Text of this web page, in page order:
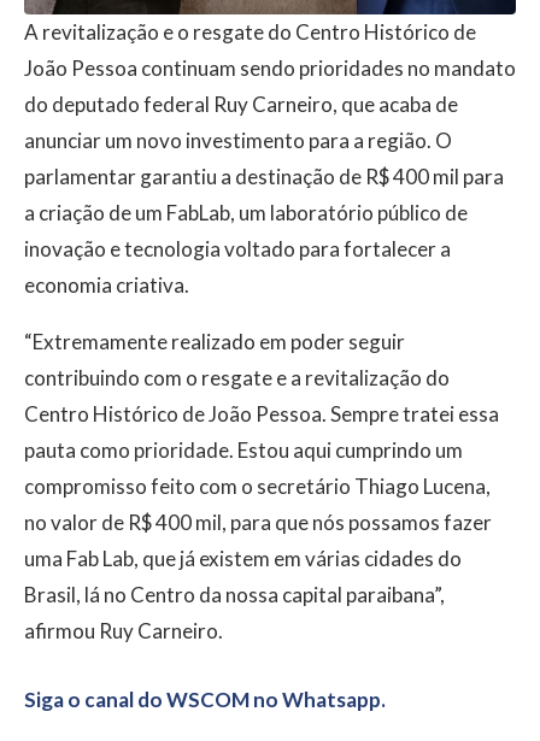
A revitalização e o resgate do Centro Histórico de
João Pessoa continuam sendo prioridades no mandato
do deputado federal Ruy Carneiro, que acaba de
anunciar um novo investimento para a região. O
parlamentar garantiu a destinação de R$ 400 mil para
a criação de um FabLab, um laboratório público de
inovação e tecnologia voltado para fortalecer a
economia criativa.
“Extremamente realizado em poder seguir
contribuindo com o resgate e a revitalização do
Centro Histórico de João Pessoa. Sempre tratei essa
pauta como prioridade. Estou aqui cumprindo um
compromisso feito com o secretário Thiago Lucena,
no valor de R$ 400 mil, para que nós possamos fazer
uma Fab Lab, que já existem em várias cidades do
Brasil, lá no Centro da nossa capital paraibana”,
afirmou Ruy Carneiro.
Siga o canal do WSCOM no Whatsapp.